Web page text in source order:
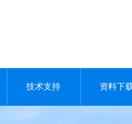
技术支持 资料下